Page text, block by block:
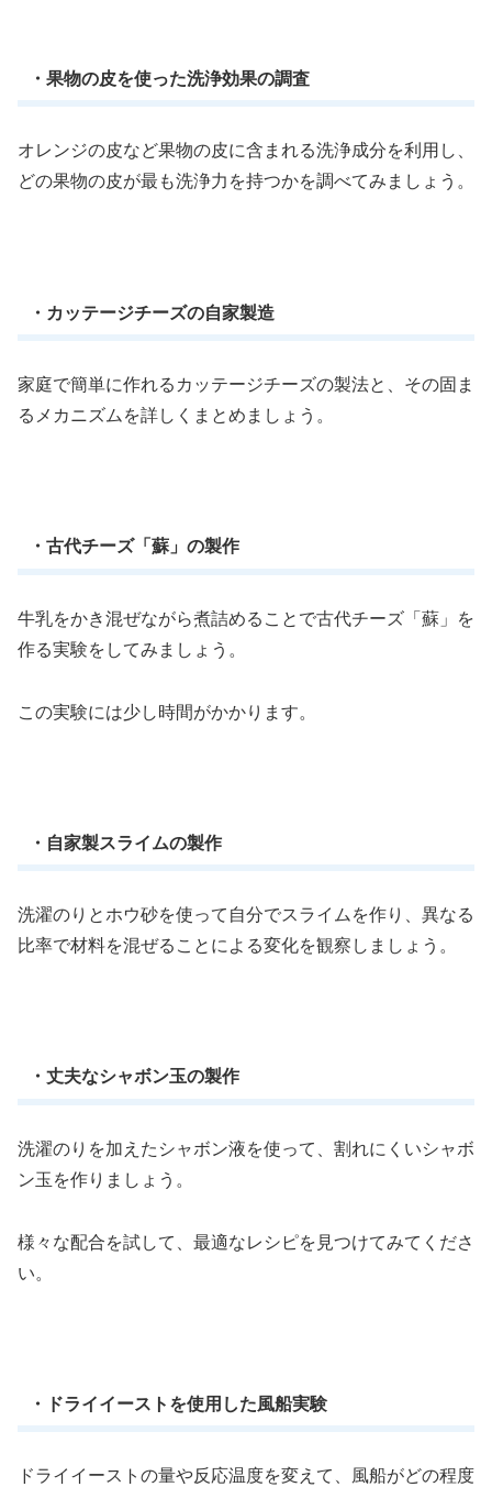
・果物の皮を使った洗浄効果の調査
オレンジの皮など果物の皮に含まれる洗浄成分を利用し、
どの果物の皮が最も洗浄力を持つかを調べてみましょう。
・カッテージチーズの自家製造
家庭で簡単に作れるカッテージチーズの製法と、その固ま
るメカニズムを詳しくまとめましょう。
・古代チーズ「蘇」の製作
牛乳をかき混ぜながら煮詰めることで古代チーズ「蘇」を
作る実験をしてみましょう。
この実験には少し時間がかかります。
・自家製スライムの製作
洗濯のりとホウ砂を使って自分でスライムを作り、異なる
比率で材料を混ぜることによる変化を観察しましょう。
・丈夫なシャボン玉の製作
洗濯のりを加えたシャボン液を使って、割れにくいシャボ
ン玉を作りましょう。
様々な配合を試して、最適なレシピを見つけてみてくださ
い。
・ドライイーストを使用した風船実験
ドライイーストの量や反応温度を変えて、風船がどの程度